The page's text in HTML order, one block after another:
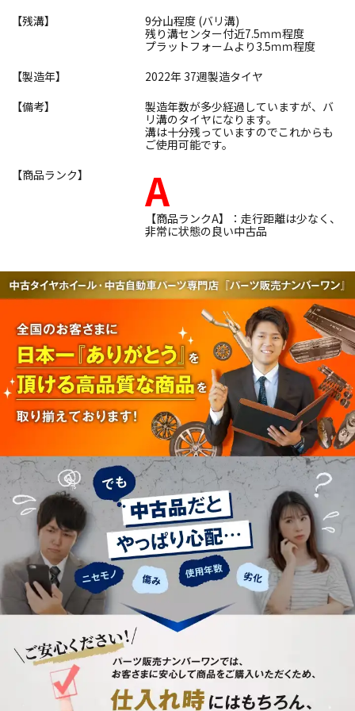
【残溝】
9分山程度 (バリ溝)
残り溝センター付近7.5ｍｍ程度
プラットフォームより3.5ｍｍ程度
【製造年】
2022年 37週製造タイヤ
【備考】
製造年数が多少経過していますが、バ
リ溝のタイヤになります。
溝は十分残っていますのでこれからも
ご使用可能です。
【商品ランク】
A
【商品ランクA】：走行距離は少なく、
非常に状態の良い中古品